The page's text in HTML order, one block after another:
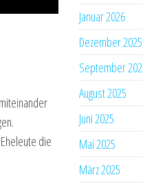
die
Januar 2026
Dezember 2025
September
August 2025
Juni 2025
Mai 2025
März 2025